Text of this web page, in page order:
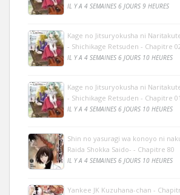
IL Y A 4 SEMAINES 6 JOURS 9 HEURES
Kage no Jitsuryokusha ni
- Shichikage Retsuden - Chapitre
IL Y A 4 SEMAINES 6 JOURS 10 HEURES
Kage no Jitsuryokusha ni
- Shichikage Retsuden - Chapitre 01
IL Y A 4 SEMAINES 6 JOURS 10 HEURES
Shin no yasuragi wa konoyo ni
Raida Shokka Saido- - Chapitre 80
IL Y A 4 SEMAINES 6 JOURS 10 HEURES
Yankee JK Kuzuhana-chan -